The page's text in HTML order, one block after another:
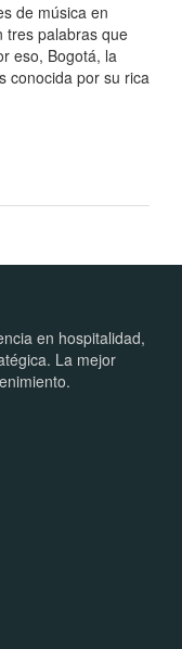
de música en
tres palabras que
eso, Bogotá, la
conocida por su rica
en hospitalidad,
La mejor